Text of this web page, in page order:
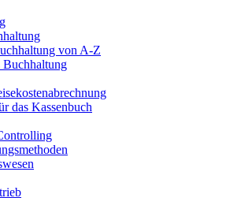
von A-Z
das Kassenbuch